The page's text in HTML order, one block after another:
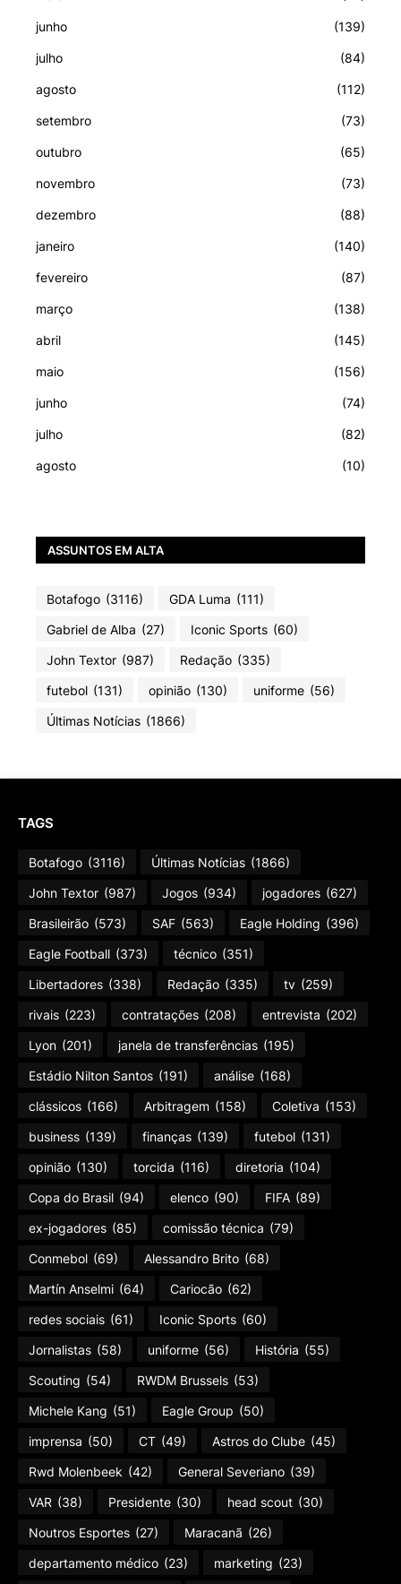
junho (139)
julho (84)
agosto (112)
setembro (73)
outubro (65)
novembro (73)
dezembro (88)
janeiro (140)
fevereiro (87)
março (138)
abril (145)
maio (156)
junho (74)
julho (82)
agosto (10)
ASSUNTOS EM ALTA
Botafogo (3116) GDA Luma (111)
Gabriel de Alba (27) Iconic Sports (60)
John Textor (987) Redação (335)
futebol (131) opinião (130) uniforme (56)
Últimas Notícias (1866)
TAGS
Botafogo (3116) Últimas Notícias (1866)
John Textor (987) Jogos (934) jogadores (627)
Brasileirão (573) SAF (563) Eagle Holding (396)
Eagle Football (373) técnico (351)
Libertadores (338) Redação (335) tv (259)
rivais (223) contratações (208) entrevista (202)
Lyon (201) janela de transferências (195)
Estádio Nilton Santos (191) análise (168)
clássicos (166) Arbitragem (158) Coletiva (153)
business (139) finanças (139) futebol (131)
opinião (130) torcida (116) diretoria (104)
Copa do Brasil (94) elenco (90) FIFA (89)
ex-jogadores (85) comissão técnica (79)
Conmebol (69) Alessandro Brito (68)
Martín Anselmi (64) Cariocão (62)
redes sociais (61) Iconic Sports (60)
Jornalistas (58) uniforme (56) História (55)
Scouting (54) RWDM Brussels (53)
Michele Kang (51) Eagle Group (50)
imprensa (50) CT (49) Astros do Clube (45)
Rwd Molenbeek (42) General Severiano (39)
VAR (38) Presidente (30) head scout (30)
Noutros Esportes (27) Maracanã (26)
departamento médico (23) marketing (23)